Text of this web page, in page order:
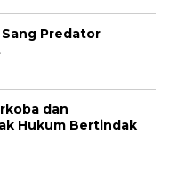
Predator
dan
Hukum Bertindak